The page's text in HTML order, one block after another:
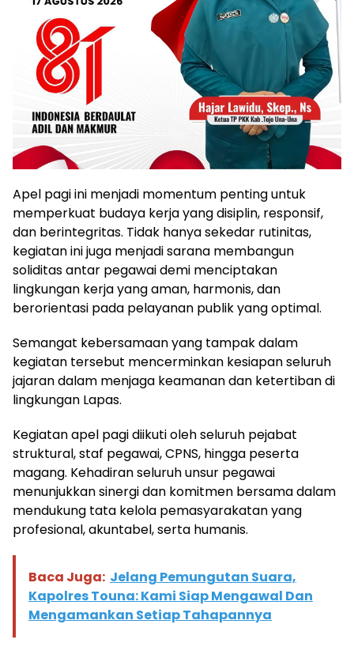
Apel pagi ini menjadi momentum penting untuk
memperkuat budaya kerja yang disiplin, responsif,
dan berintegritas. Tidak hanya sekedar rutinitas,
kegiatan ini juga menjadi sarana membangun
soliditas antar pegawai demi menciptakan
lingkungan kerja yang aman, harmonis, dan
berorientasi pada pelayanan publik yang optimal.
Semangat kebersamaan yang tampak dalam
kegiatan tersebut mencerminkan kesiapan seluruh
jajaran dalam menjaga keamanan dan ketertiban di
lingkungan Lapas.
Kegiatan apel pagi diikuti oleh seluruh pejabat
struktural, staf pegawai, CPNS, hingga peserta
magang. Kehadiran seluruh unsur pegawai
menunjukkan sinergi dan komitmen bersama dalam
mendukung tata kelola pemasyarakatan yang
profesional, akuntabel, serta humanis.
Baca Juga: Jelang Pemungutan Suara,
Kapolres Touna: Kami Siap Mengawal Dan
Mengamankan Setiap Tahapannya